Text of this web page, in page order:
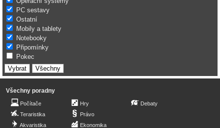
PC sestavy
Ostatní
Mobily a tablety
Notebooky
Připomínky
Pokec
Všechny poradny
Počítače
Teraristika
Akvaristika
Hry
Právo
Ekonomika
Debaty